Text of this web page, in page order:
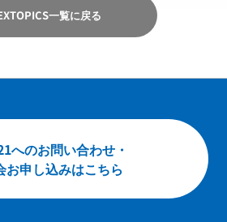
用・産業用のお客さま
一覧に戻る
へのお問い合わせ・
お申し込みはこちら